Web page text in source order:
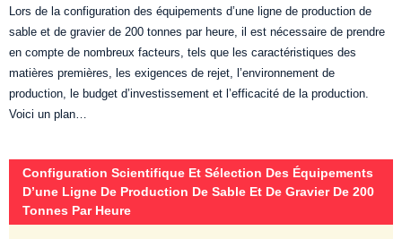
Lors de la configuration des équipements d’une ligne de production de
sable et de gravier de 200 tonnes par heure, il est nécessaire de prendre
en compte de nombreux facteurs, tels que les caractéristiques des
matières premières, les exigences de rejet, l’environnement de
production, le budget d’investissement et l’efficacité de la production.
Voici un plan…
Configuration Scientifique Et Sélection Des Équipements
D’une Ligne De Production De Sable Et De Gravier De 200
Tonnes Par Heure